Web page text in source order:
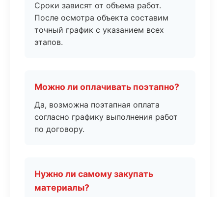
Сроки зависят от объема работ.
После осмотра объекта составим
точный график с указанием всех
этапов.
Можно ли оплачивать поэтапно?
Да, возможна поэтапная оплата
согласно графику выполнения работ
по договору.
Нужно ли самому закупать
материалы?